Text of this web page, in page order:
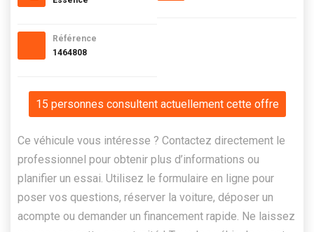
Référence
1464808
15 personnes consultent actuellement cette offre
Ce véhicule vous intéresse ? Contactez directement le
professionnel pour obtenir plus d’informations ou
planifier un essai. Utilisez le formulaire en ligne pour
poser vos questions, réserver la voiture, déposer un
acompte ou demander un financement rapide. Ne laissez